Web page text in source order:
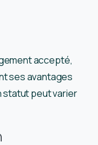
accepté,
ses avantages
statut peut varier